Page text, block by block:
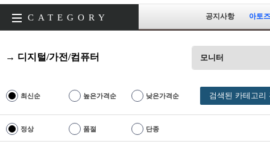
CATEGORY 공지사항 아토
→ 디지털/가전/컴퓨터 모니터
최신순 높은가격순 낮은가격순 검색된 카테고리
정상 품절 단종